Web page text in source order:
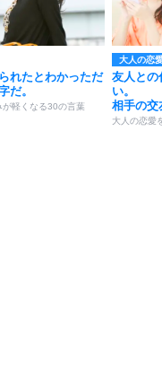
れたとわかっただ
だ。
が軽くなる30の言葉
大人の恋
友人との
い。
相手の交
大人の恋愛